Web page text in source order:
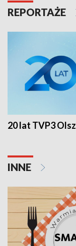
REPORTAŻE
20 lat TVP3
INNE